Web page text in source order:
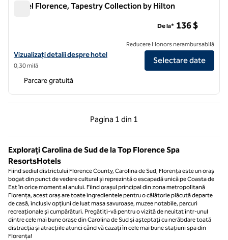
Hotel Florence, Tapestry Collection by Hilton
Vizualizați detaliile hotelului pentru Hotel Florence, Tapestry
Vizualizați detalii despre hotel
0,30 milă
De la* 136 $
Reducere Honors nerambursabilă
Selectare date
Parcare gratuită
Pagina 1 din 1
Pagina anterioară, 1 din 1
Pagina 1 din 1
Explorați Carolina de Sud de la Top Florence Spa
ResortsHotels
Fiind sediul districtului Florence County, Carolina de Sud, Florența este un oraș
bogat din punct de vedere cultural și reprezintă o escapadă unică pe Coasta de
Est în orice moment al anului. Fiind orașul principal din zona metropolitană
Florența, acest oraș are toate ingredientele pentru o călătorie plăcută departe
de casă, inclusiv opțiuni de luat masa savuroase, muzee notabile, parcuri
recreaționale și cumpărături. Pregătiți-vă pentru o vizită de neuitat într-unul
dintre cele mai bune orașe din Carolina de Sud și așteptați cu nerăbdare toată
distracția și atracțiile atunci când vă cazați în cele mai bune stațiuni spa din
Florența!